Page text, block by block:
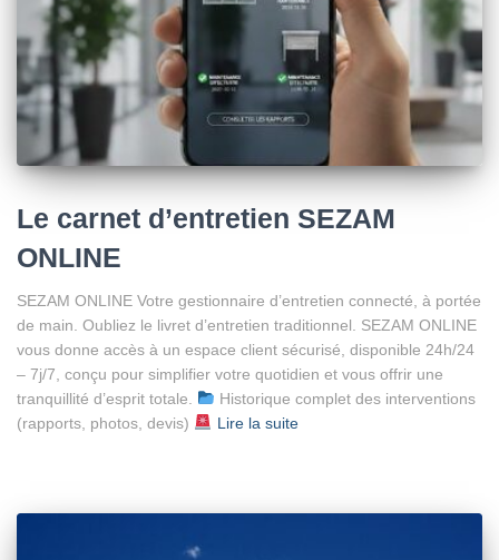
Le carnet d’entretien SEZAM
ONLINE
SEZAM ONLINE Votre gestionnaire d’entretien connecté, à portée
de main. Oubliez le livret d’entretien traditionnel. SEZAM ONLINE
vous donne accès à un espace client sécurisé, disponible 24h/24
– 7j/7, conçu pour simplifier votre quotidien et vous offrir une
tranquillité d’esprit totale.
Historique complet des interventions
(rapports, photos, devis)
Lire la suite